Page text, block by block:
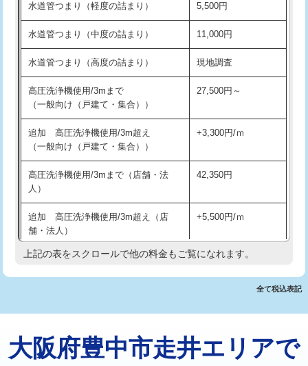
洗面台設置 38,500円
化粧台設置 22,000円
追加人工 16,500円
廃棄・処分 現場見積
※給水管工事は20mmまでの価格です。
交換・取付(排水栓・排水トラップ
22,000円+材料費
持込商品取付（混合水栓）
持込商品取付（浄水器・分岐水栓） 16,500円
業）
排水管工事（追加 排水管工事/3ｍ超
え）
マス交換（土の掘削・埋め戻し作業） 11,000円~
マス交換（深さ50㎝以上） 66,000円
水道管つまり（軽度の詰まり） 5,500円
水道管つまり（中度の詰まり） 11,000円
水道管つまり（高度の詰まり） 現地調査
高圧洗浄機使用/3mまで
（一般向け（戸建て・集合））
27,500円～
追加 高圧洗浄機使用/3m超え
（一般向け（戸建て・集合））
+3,300円/ｍ
高圧洗浄機使用/3mまで（店舗・法
人）
42,350円
追加 高圧洗浄機使用/3m超え（店
舗・法人）
+5,500円/ｍ
高度高圧洗浄換 現地調査
トーラー機使用/3mまで 33,000円
追加トーラー機使用/3m超え +3,300円
上記の表をスクロールで他の料金もご覧になれます。
全て税込表記
大阪府豊中市走井エリアで